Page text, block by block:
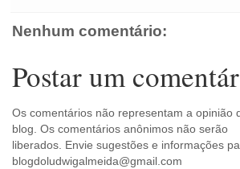
Nenhum comentário:
Postar um
Os comentários não representam a opinião
blog. Os comentários anônimos não serão
liberados. Envie sugestões e informações
blogdoludwigalmeida@gmail.com